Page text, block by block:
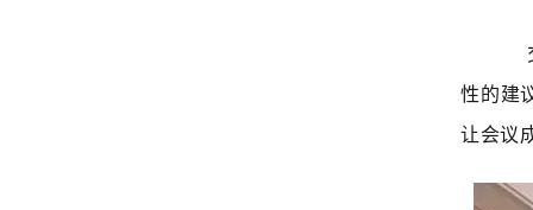
性的建
让会议